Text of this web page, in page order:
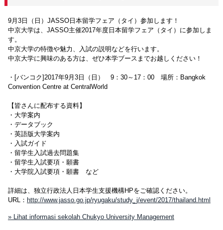
9月3日（日）JASSO日本留学フェア（タイ）参加します！
中京大学は、JASSO主催2017年度日本留学フェア（タイ）に参加しま
す。
中京大学の特徴や魅力、入試の説明などを行います。
中京大学に興味のある方は、ぜひ本学ブースまでお越しください！
・[バンコク]2017年9月3日（日） 9：30～17：00 場所：Bangkok
Convention Centre at CentralWorld
【皆さんに配布する資料】
・大学案内
・データブック
・英語版大学案内
・入試ガイド
・留学生入試過去問題集
・留学生入試要項・願書
・大学院入試要項・願書 など
詳細は、独立行政法人日本学生支援機構HPをご確認ください。
URL： http://www.jasso.go.jp/ryugaku/study_j/event/2017/thailand.html
» Lihat informasi sekolah Chukyo University Management